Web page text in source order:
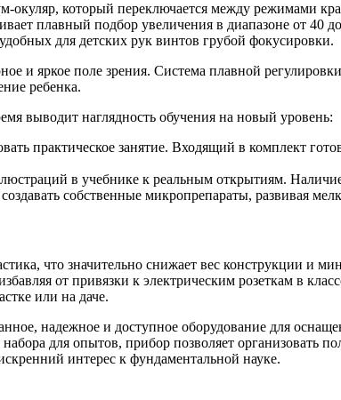
окуляр, который переключается между режимами
плавный подбор увеличения в диапазоне от 40
для детских рук винтов грубой фокусировки.
и яркое поле зрения. Система плавной
ребенка.
выводит наглядность обучения на новый уровень:
практическое занятие. Входящий в комплект
в учебнике к реальным открытиям.
собственные микропрепараты, развивая
что значительно снижает вес конструкции и
от привязки к электрическим розеткам в
или на даче.
надежное и доступное оборудование для
для опытов, прибор позволяет
интерес к фундаментальной науке.